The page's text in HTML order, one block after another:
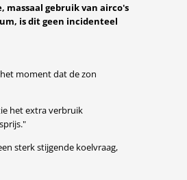
gebruik van airco's
is dit geen incidenteel
moment dat de zon
het extra verbruik
sterk stijgende koelvraag,